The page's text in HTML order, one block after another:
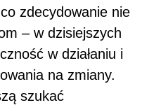
zdecydowanie nie
– w dzisiejszych
w działaniu i
na zmiany.
szukać